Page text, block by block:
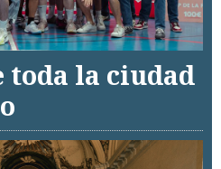
toda la ciudad